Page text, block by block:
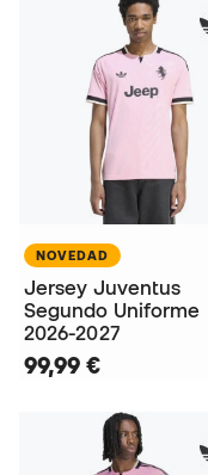
NOVEDAD
Jersey Juventus
Segundo Uniforme
2026-2027
99,99 €